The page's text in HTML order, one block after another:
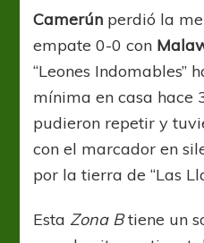
Camerún perdió la
empate 0-0 con
“Leones Indomables”
mínima en casa hace
pudieron repetir y
con el marcador en
por la tierra de “Las
Esta Zona Btiene un